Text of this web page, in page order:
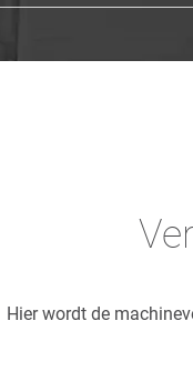
Hier wordt de